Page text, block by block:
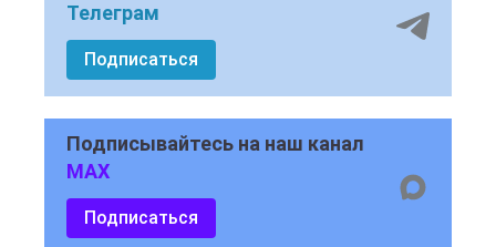
Телеграм
Подписаться
Подписывайтесь на наш канал
MAX
Подписаться